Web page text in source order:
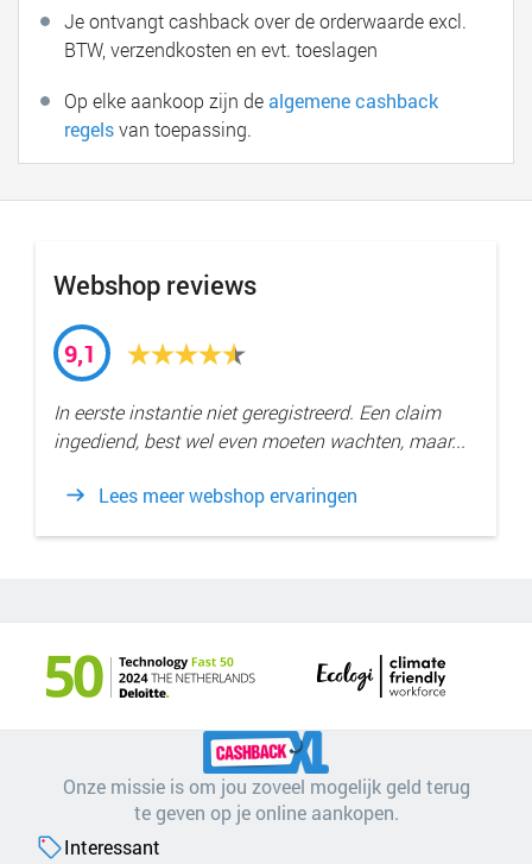
Je ontvangt cashback over de orderwaarde excl.
BTW, verzendkosten en evt. toeslagen
Op elke aankoop zijn dealgemene cashback
regelsvan toepassing.
Webshop reviews
9,1
In eerste instantie niet geregistreerd. Een claim
ingediend, best wel even moeten wachten, maar...
Lees meer webshop ervaringen
Onze missie is om jou zoveel mogelijk geld terug
te geven op je online aankopen.
Interessant